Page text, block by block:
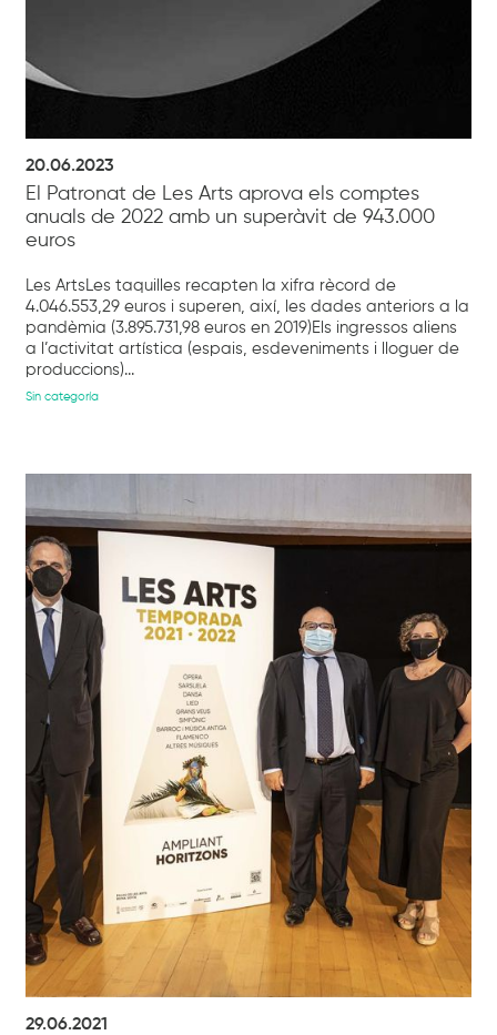
20.06.2023
El Patronat de Les Arts aprova els comptes
anuals de 2022 amb un superàvit de 943.000
euros
Les ArtsLes taquilles recapten la xifra rècord de
4.046.553,29 euros i superen, així, les dades anteriors a la
pandèmia (3.895.731,98 euros en 2019)Els ingressos aliens
a l’activitat artística (espais, esdeveniments i lloguer de
produccions)...
Sin categoría
29.06.2021